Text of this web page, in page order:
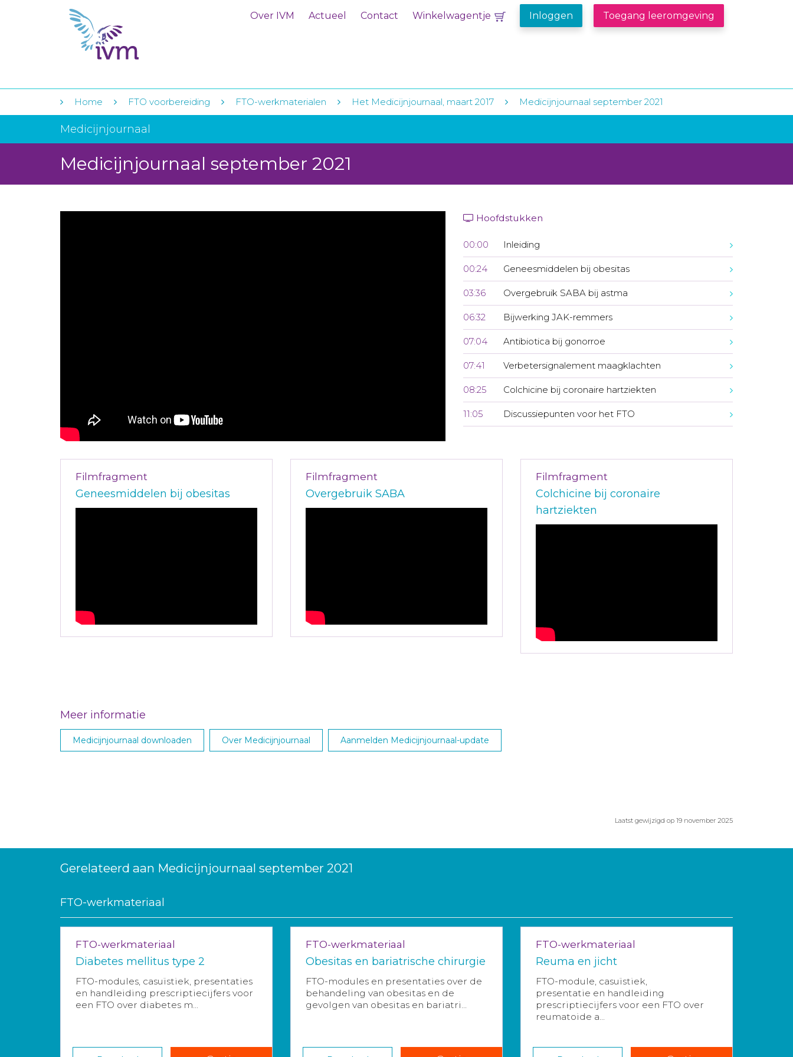
Over IVM Actueel Contact Winkelwagentje Inloggen Toegang leeromgeving
Home FTO voorbereiding FTO-werkmaterialen Het Medicijnjournaal, maart 2017 Medicijnjournaal september 2021
Medicijnjournaal
Medicijnjournaal september 2021
Hoofdstukken
00:00 Inleiding
00:24 Geneesmiddelen bij obesitas
03:36 Overgebruik SABA bij astma
06:32 Bijwerking JAK-remmers
07:04 Antibiotica bij gonorroe
07:41 Verbetersignalement maagklachten
08:25 Colchicine bij coronaire hartziekten
11:05 Discussiepunten voor het FTO
Filmfragment
Geneesmiddelen bij obesitas
Filmfragment
Overgebruik SABA
Filmfragment
Colchicine bij coronaire
hartziekten
Meer informatie
Medicijnjournaal downloaden Over Medicijnjournaal Aanmelden Medicijnjournaal-update
Laatst gewijzigd op 19 november 2025
Gerelateerd aan Medicijnjournaal september 2021
FTO-werkmateriaal
FTO-werkmateriaal
Diabetes mellitus type 2
FTO-modules, casuïstiek, presentaties
en handleiding prescriptiecijfers voor
een FTO over diabetes m...
FTO-werkmateriaal
Obesitas en bariatrische chirurgie
FTO-modules en presentaties over de
behandeling van obesitas en de
gevolgen van obesitas en bariatri...
FTO-werkmateriaal
Reuma en jicht
FTO-module, casuïstiek,
presentatie en handleiding
prescriptiecijfers voor een FTO over
reumatoide a...